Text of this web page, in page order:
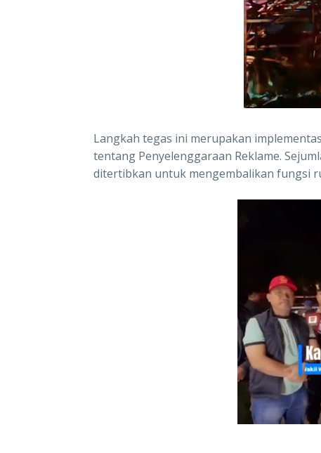
Langkah tegas ini merupakan
tentang Penyelenggaraan Reklame.
ditertibkan untuk mengembalikan fungsi